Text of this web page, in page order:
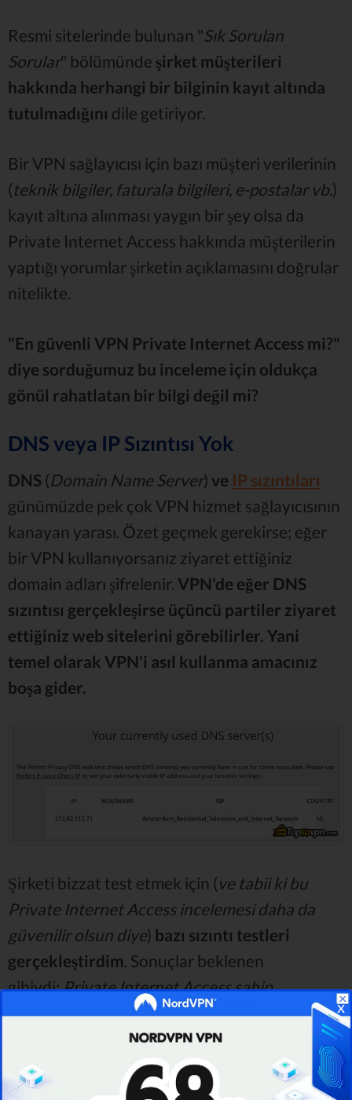
Resmi sitelerinde bulunan "Sık Sorulan
Sorular" bölümünde şirket müşterileri
hakkında herhangi bir bilginin kayıt altında
tutulmadığını dile getiriyor.
Bir VPN sağlayıcısı için bazı müşteri verilerinin
(teknik bilgiler, faturala bilgileri, e-postalar vb. )
kayıt altına alınması yaygın bir şey olsa da
Private Internet Access hakkında müşterilerin
yaptığı yorumlar şirketin açıklamasını doğrular
nitelikte.
"En güvenli VPN Private Internet Access mi?"
diye sorduğumuz bu inceleme için oldukça
gönül rahatlatan bir bilgi değil mi?
DNS veya IP Sızıntısı Yok
DNS (Domain Name Server) ve IP sızıntıları
günümüzde pek çok VPN hizmet sağlayıcısının
kanayan yarası. Özet geçmek gerekirse; eğer
bir VPN kullanıyorsanız ziyaret ettiğiniz
domain adları şifrelenir. VPN'de eğer DNS
sızıntısı gerçekleşirse üçüncü partiler ziyaret
ettiğiniz web sitelerini görebilirler. Yani
temel olarak VPN'i asıl kullanma amacınız
boşa gider.
Şirketi bizzat test etmek için (ve tabii ki bu
Private Internet Access incelemesi daha da
güvenilir olsun diye) bazı sızıntı testleri
gerçekleştirdim . Sonuçlar beklenen
gibiydi;Private Internet Access sahip
olduğunuz DNS ve IP'nizi sızdırmıyor.
x